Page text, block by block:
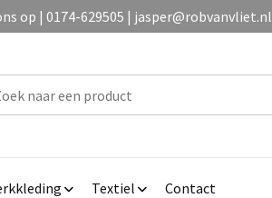
op | 0174-629505 | jasper@robvanvliet.nl
Textiel Contact